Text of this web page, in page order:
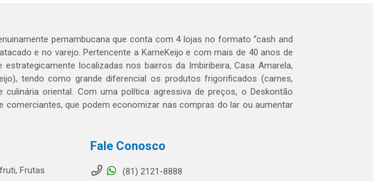
pernambucana que conta com 4 lojas no formato “cash and
e no varejo. Pertencente a KarneKeijo e com mais de 40 anos de
localizadas nos bairros da Imbiribeira, Casa Amarela,
tendo como grande diferencial os produtos frigorificados (carnes,
oriental. Com uma política agressiva de preços, o Deskontão
comerciantes, que podem economizar nas compras do lar ou aumentar
Frutas
Fale Conosco
(81) 2121-8888